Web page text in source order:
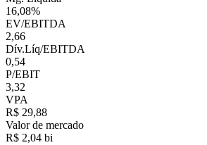
16,08%
EV/EBITDA
2,66
Dív.Líq/EBITDA
0,54
P/EBIT
3,32
VPA
R$ 29,88
Valor de mercado
R$ 2,04 bi